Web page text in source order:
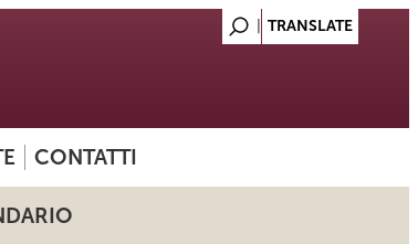
CONTATTI